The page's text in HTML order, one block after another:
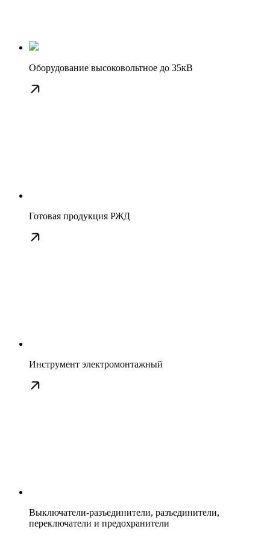
Оборудование высоковольтное до 35кВ
Готовая продукция РЖД
Инструмент электромонтажный
Выключатели-разъединители, разъединители,
переключатели и предохранители